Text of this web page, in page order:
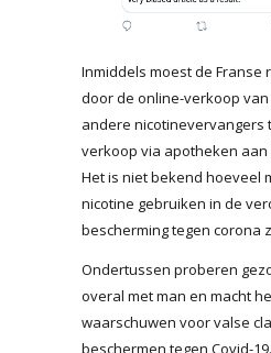
Inmiddels moest de Franse
door de online-verkoop
andere nicotinevervangers
verkoop via apotheken aan
Het is niet bekend hoeveel
nicotine gebruiken in de
bescherming tegen corona
Ondertussen proberen
overal met man en macht
waarschuwen voor valse
beschermen tegen Covid-